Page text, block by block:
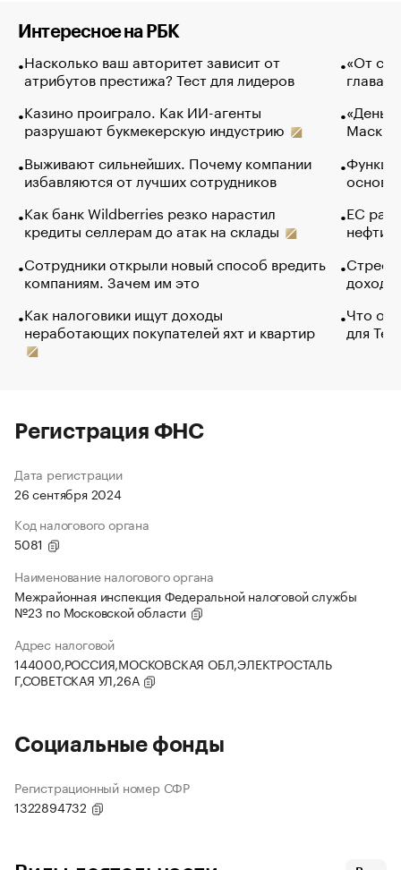
Интересное на РБК
Насколько ваш авторитет зависит от
атрибутов престижа? Тест для лидеров
Казино проиграло. Как ИИ-агенты
разрушают букмекерскую индустрию
Выживают сильнейших. Почему компании
избавляются от лучших сотрудников
Как банк Wildberries резко нарастил
кредиты селлерам до атак на склады
Сотрудники открыли новый способ вредить
компаниям. Зачем им это
Как налоговики ищут доходы
неработающих покупателей яхт и квартир
«От
глава
Маск в
основ
ЕС
нефти
Что
для
Регистрация ФНС
Дата регистрации
26 сентября 2024
Код налогового органа
5081
Наименование налогового органа
Межрайонная инспекция Федеральной налоговой службы
№23 по Московской области
Адрес налоговой
144000,РОССИЯ,МОСКОВСКАЯ ОБЛ,ЭЛЕКТРОСТАЛЬ
Г,СОВЕТСКАЯ УЛ,26А
Социальные фонды
Регистрационный номер СФР
1322894732